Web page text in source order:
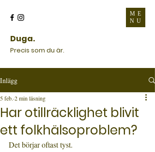
ME
NU
Duga.
Precis som du är.
Inlägg
Har otillräcklighet blivit
ett folkhälsoproblem?
5 feb. 2 min läsning
Det börjar oftast tyst.